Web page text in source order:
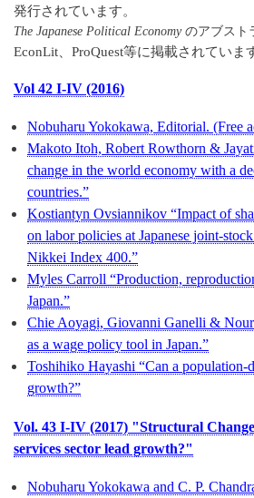
発行されています。
The Japanese Political Economy のアブスト
EconLit、 ProQuest等に掲載されていま
Vol 42 I-IV (2016)
Nobuharu Yokokawa, Editorial. (Free
Makoto Itoh, Robert Rowthorn &
change in the world economy with a
countries.”
Kostiantyn Ovsiannikov “Impact of
on labor policies at Japanese joint-
Nikkei Index 400.”
Myles Carroll “Production,
Japan.”
Chie Aoyagi, Giovanni Ganelli &
as a wage policy tool in Japan.”
Toshihiko Hayashi “Can a population-
growth?”
Vol. 43 I-IV (2017) "Structural
services sector lead growth?"
Nobuharu Yokokawa and C. P.